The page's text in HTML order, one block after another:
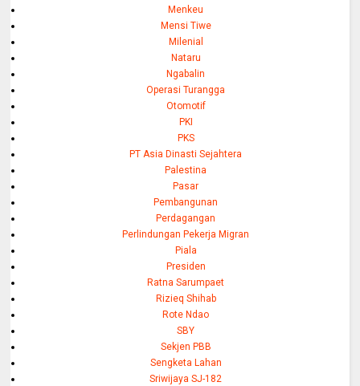
Menkeu
Mensi Tiwe
Milenial
Nataru
Ngabalin
Operasi Turangga
Otomotif
PKI
PKS
PT Asia Dinasti Sejahtera
Palestina
Pasar
Pembangunan
Perdagangan
Perlindungan Pekerja Migran
Piala
Presiden
Ratna Sarumpaet
Rizieq Shihab
Rote Ndao
SBY
Sekjen PBB
Sengketa Lahan
Sriwijaya SJ-182